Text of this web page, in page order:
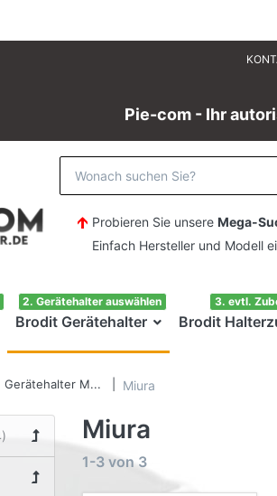
Pie-com - Ihr
Probieren Sie unsere Mega-
Einfach Hersteller und Modell
Brodit Gerätehalter
2. Gerätehalter auswählen
Brodit
3. evtl.
Gerätehalter M... Miura
Miura
1-3 von 3